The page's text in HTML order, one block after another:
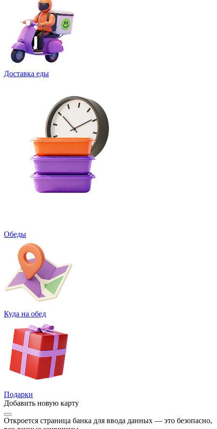
Доставка еды
Обеды
Куда на обед
Подарки
Добавить новую карту
Откроется страница банка для ввода данных — это безопасно,